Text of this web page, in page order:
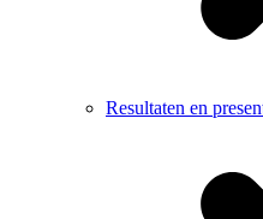
Resultaten en